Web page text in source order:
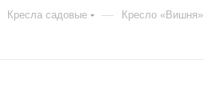
Кресла садовые — Кресло «Вишня»